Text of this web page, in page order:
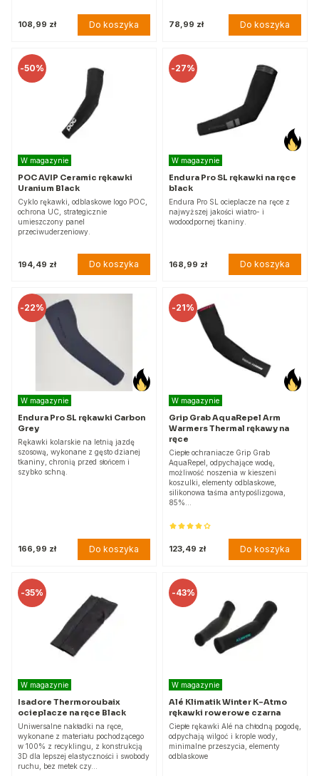
108,99 zł Do koszyka 78,99 zł Do koszyka
-50%
W magazynie
POC AVIP Ceramic rękawki
Uranium Black
Cyklo rękawki, odblaskowe logo POC,
ochrona UC, strategicznie
umieszczony panel
przeciwuderzeniowy.
194,49 zł Do koszyka
-27%
W magazynie
Endura Pro SL rękawki na ręce
black
Endura Pro SL ocieplacze na ręce z
najwyższej jakości wiatro- i
wodoodpornej tkaniny.
168,99 zł Do koszyka
-22%
W magazynie
Endura Pro SL rękawki Carbon
Grey
Rękawki kolarskie na letnią jazdę
szosową, wykonane z gęsto dzianej
tkaniny, chronią przed słońcem i
szybko schną.
166,99 zł Do koszyka
-21%
W magazynie
Grip Grab AquaRepel Arm
Warmers Thermal rękawy na
ręce
Ciepłe ochraniacze Grip Grab
AquaRepel, odpychające wodę,
możliwość noszenia w kieszeni
koszulki, elementy odblaskowe,
silikonowa taśma antypoślizgowa,
85%…
123,49 zł Do koszyka
-35%
W magazynie
Isadore Thermoroubaix
ocieplacze na ręce Black
Uniwersalne nakładki na ręce,
wykonane z materiału pochodzącego
w 100% z recyklingu, z konstrukcją
3D dla lepszej elastyczności i swobody
ruchu, bez metek czy…
-43%
W magazynie
Alé Klimatik Winter K-Atmo
rękawki rowerowe czarna
Ciepłe rękawki Alé na chłodną pogodę,
odpychają wilgoć i krople wody,
minimalne przeszycia, elementy
odblaskowe